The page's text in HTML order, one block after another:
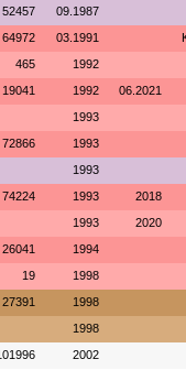
52457 09.1987
64972 03.1991
465 1992
19041 1992 06.2021
1993
72866 1993
1993
74224 1993 2018
1993 2020
26041 1994
19 1998
27391 1998
1998
2002